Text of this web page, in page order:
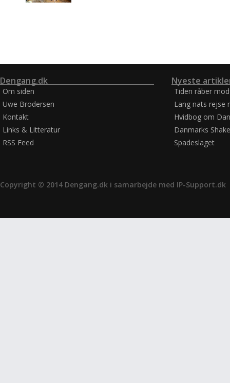
Dengang.dk
Om siden
Uwe Brodersen
Kontakt
Links & Litteratur
RSS Feed
Nyeste
Tiden råber
Lang nats rejse
Hvidbog om
Danmarks
Spadeslaget
Copyright © 2014 Dengang.dk i samarbejde med IP-Support.dk